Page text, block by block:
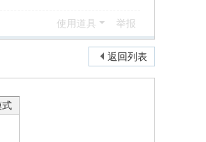
使用道具 举报
返回列表
式